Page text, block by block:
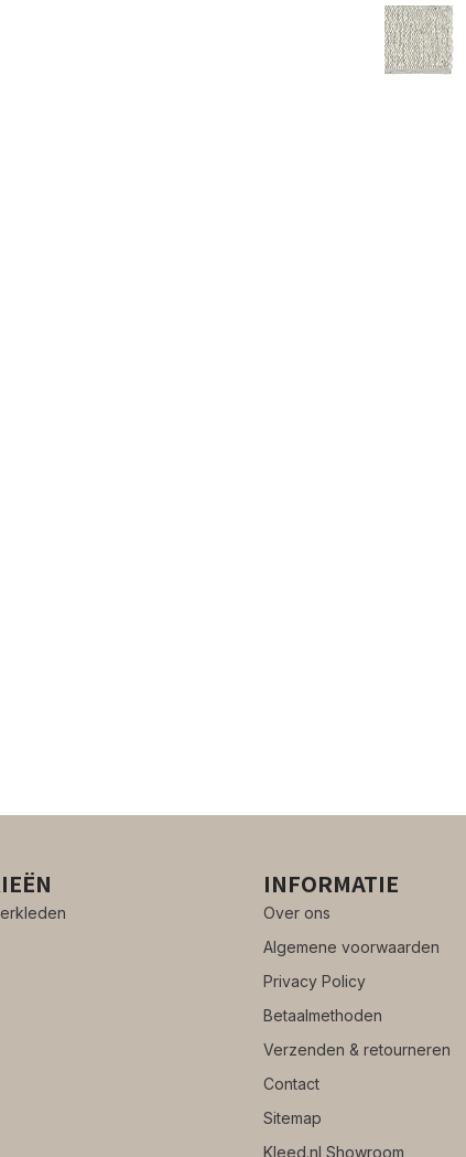
INFORMATIE
Over ons
Algemene voorwaarden
Privacy Policy
Betaalmethoden
Verzenden & retourneren
Contact
Sitemap
Kleed.nl Showroom